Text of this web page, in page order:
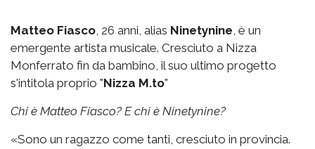
Matteo Fiasco, 26 anni, alias Ninetynine, è un
emergente artista musicale. Cresciuto a Nizza
Monferrato fin da bambino, il suo ultimo progetto
s'intitola proprio "Nizza M.to"
Chi è Matteo Fiasco? E chi è Ninetynine?
«Sono un ragazzo come tanti, cresciuto in provincia.